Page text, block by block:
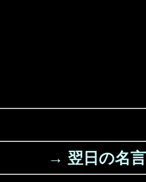
→ 翌日の名言